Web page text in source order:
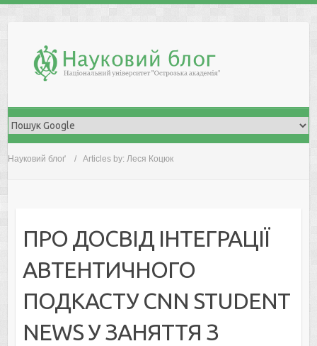
Науковий блоґ Articles by: Леся Коцюк
ПРО ДОСВІД ІНТЕГРАЦІЇ
АВТЕНТИЧНОГО
ПОДКАСТУ CNN STUDENT
NEWS У ЗАНЯТТЯ З